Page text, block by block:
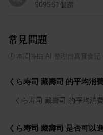
909551 個讚
常見問題
本問答由 AI 整理自真實食記
くら寿司 藏壽司 的平均消
くら寿司 藏壽司 的平均消
くら寿司 藏壽司 是否可以